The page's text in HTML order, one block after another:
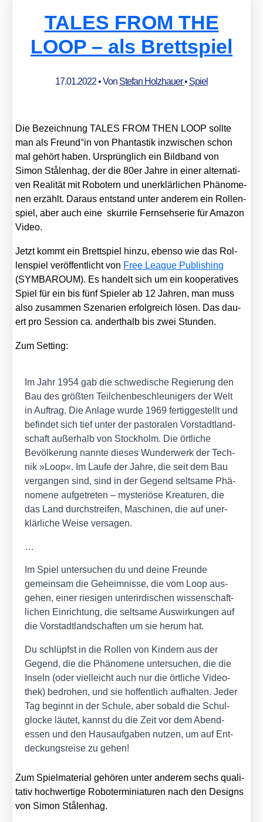
TALES FROM THE
LOOP – als Brettspiel
17.01.2022• Von Stefan Holzhauer• Spiel
Die Bezeich­nung TALES FROM THEN LOOP soll­te
man als Freund°in von Phan­tas­tik inzwi­schen schon
mal gehört haben. Ursprüng­lich ein Bild­band von
Simon Stå­len­hag, der die 80er Jah­re in einer alter­na­ti­
ven Rea­li­tät mit Robo­tern und uner­klär­li­chen Phä­no­me­
nen erzählt. Dar­aus ent­stand unter ande­rem ein Rol­len­
spiel, aber auch eine skur­ri­le Fern­seh­se­rie für Ama­zon
Video.
Jetzt kommt ein Brett­spiel hin­zu, eben­so wie das Rol­
len­spiel ver­öf­fent­licht von Free League Publi­shing
(SYMBAROUM). Es han­delt sich um ein koope­ra­ti­ves
Spiel für ein bis fünf Spie­ler ab 12 Jah­ren, man muss
also zusam­men Sze­na­ri­en erfolg­reich lösen. Das dau­
ert pro Ses­si­on ca. andert­halb bis zwei Stun­den.
Zum Set­ting:
Im Jahr 1954 gab die schwe­di­sche Regie­rung den
Bau des größ­ten Teil­chen­be­schleu­ni­gers der Welt
in Auf­trag. Die Anla­ge wur­de 1969 fer­tig­ge­stellt und
befin­det sich tief unter der pas­to­ra­len Vor­stadt­land­
schaft außer­halb von Stock­holm. Die ört­li­che
Bevöl­ke­rung nann­te die­ses Wun­der­werk der Tech­
nik »Loop«. Im Lau­fe der Jah­re, die seit dem Bau
ver­gan­gen sind, sind in der Gegend selt­sa­me Phä­
no­me­ne auf­ge­tre­ten – mys­te­riö­se Krea­tu­ren, die
das Land durch­strei­fen, Maschi­nen, die auf uner­
klär­li­che Wei­se ver­sa­gen.
…
Im Spiel unter­su­chen du und dei­ne Freun­de
gemein­sam die Geheim­nis­se, die vom Loop aus­
ge­hen, einer rie­si­gen unter­ir­di­schen wis­sen­schaft­
li­chen Ein­rich­tung, die selt­sa­me Aus­wir­kun­gen auf
die Vor­stadt­land­schaf­ten um sie her­um hat.
Du schlüpfst in die Rol­len von Kin­dern aus der
Gegend, die die Phä­no­me­ne unter­su­chen, die die
Inseln (oder viel­leicht auch nur die ört­li­che Video­
thek) bedro­hen, und sie hof­fent­lich auf­hal­ten. Jeder
Tag beginnt in der Schu­le, aber sobald die Schul­
glo­cke läu­tet, kannst du die Zeit vor dem Abend­
essen und den Haus­auf­ga­ben nut­zen, um auf Ent­
de­ckungs­rei­se zu gehen!
Zum Spiel­ma­te­ri­al gehö­ren unter ande­rem sechs qua­li­
ta­tiv hoch­wer­ti­ge Robo­ter­mi­nia­tu­ren nach den Designs
von Simon Stå­len­hag.